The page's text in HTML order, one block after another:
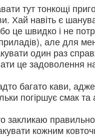
тут тонкощі
Хай навіть є
це швидко і не
але для
один раз
це задоволення
багато кави,
погіршує смак
закликаю
кожним